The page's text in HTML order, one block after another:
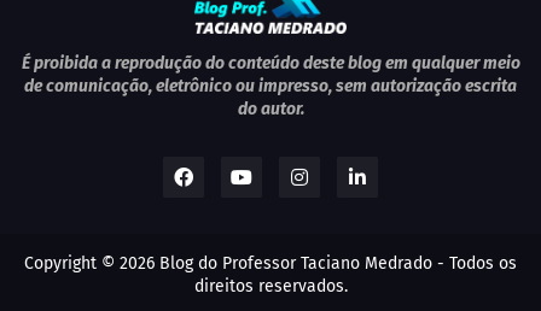
ANIVERSÁRIO DA CIDADE
ANIVERSÁRIOS (1)
APEXBRASIL (1)
AVIAÇÃO (1)
É proibida a reprodução do conteúdo deste blog em qualquer meio
de comunicação, eletrônico ou impresso, sem autorização escrita
do autor.
Copyright © 2026 Blog do Professor Taciano Medrado - Todos os
direitos reservados.